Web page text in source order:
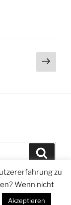
zu
Wenn nicht
Akzeptieren